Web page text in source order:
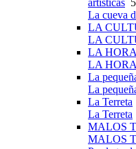
artísticas
La cueva
LA
LA
LA
LA
La
La
La Terreta
La Terreta
MALOS
MALOS